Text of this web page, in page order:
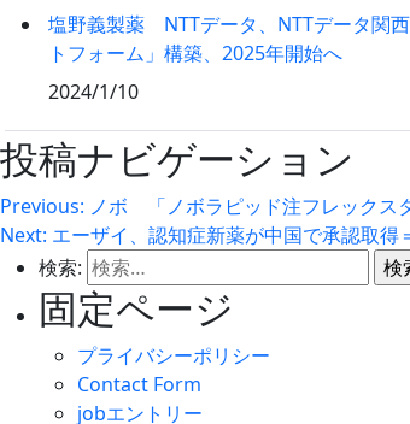
塩野義製薬 NTTデータ、NTTデータ関
トフォーム」構築、2025年開始へ
2024/1/10
投稿ナビゲーション
Previous: ノボ 「ノボラピッド注フレックス
Next: エーザイ、認知症新薬が中国で承認取得
検索:
固定ページ
プライバシーポリシー
Contact Form
jobエントリー